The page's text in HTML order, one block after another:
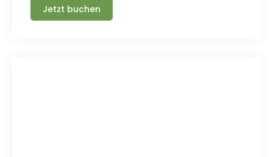
Jetzt buchen